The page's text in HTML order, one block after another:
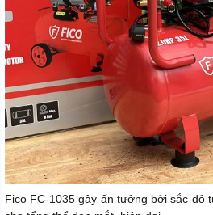
Fico FC-1035 gây ấn tưởng bởi sắc đỏ